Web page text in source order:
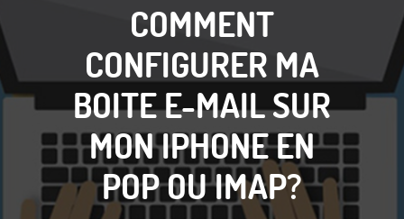
COMMENT
CONFIGURER MA
BOITE E-MAIL SUR
MON IPHONE EN
POP OU IMAP?